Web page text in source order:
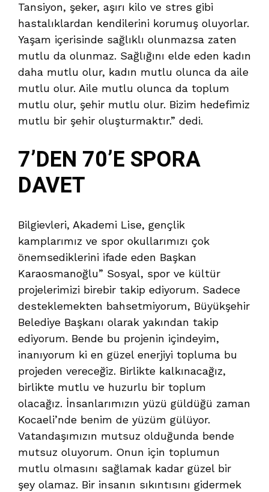
Tansiyon, şeker, aşırı kilo ve stres gibi
hastalıklardan kendilerini korumuş oluyorlar.
Yaşam içerisinde sağlıklı olunmazsa zaten
mutlu da olunmaz. Sağlığını elde eden kadın
daha mutlu olur, kadın mutlu olunca da aile
mutlu olur. Aile mutlu olunca da toplum
mutlu olur, şehir mutlu olur. Bizim hedefimiz
mutlu bir şehir oluşturmaktır.” dedi.
7’DEN 70’E SPORA
DAVET
Bilgievleri, Akademi Lise, gençlik
kamplarımız ve spor okullarımızı çok
önemsediklerini ifade eden Başkan
Karaosmanoğlu” Sosyal, spor ve kültür
projelerimizi birebir takip ediyorum. Sadece
desteklemekten bahsetmiyorum, Büyükşehir
Belediye Başkanı olarak yakından takip
ediyorum. Bende bu projenin içindeyim,
inanıyorum ki en güzel enerjiyi topluma bu
projeden vereceğiz. Birlikte kalkınacağız,
birlikte mutlu ve huzurlu bir toplum
olacağız. İnsanlarımızın yüzü güldüğü zaman
Kocaeli’nde benim de yüzüm gülüyor.
Vatandaşımızın mutsuz olduğunda bende
mutsuz oluyorum. Onun için toplumun
mutlu olmasını sağlamak kadar güzel bir
şey olamaz. Bir insanın sıkıntısını gidermek